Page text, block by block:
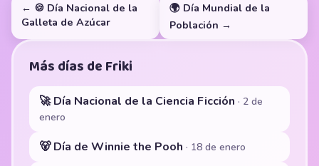
← 🍪 Día Nacional de la
Galleta de Azúcar
🌍 Día Mundial de la
Población →
Más días de Friki
🚀 Día Nacional de la Ciencia Ficción · 2 de
enero
🐻 Día de Winnie the Pooh · 18 de enero